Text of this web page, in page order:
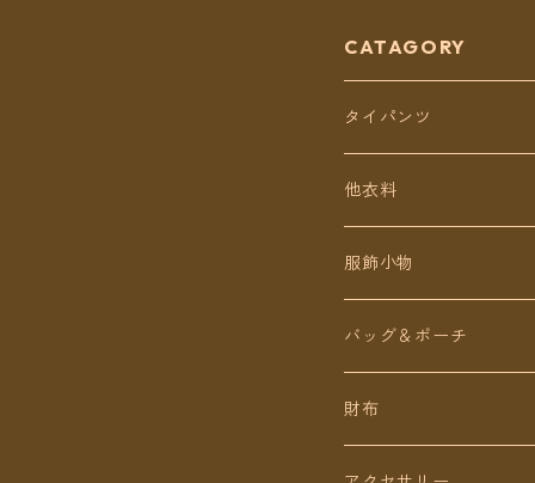
便送料無料】
CATAGORY
タイパンツ
定番無地タイパンツ
チェトオリジナル
ロング丈
ミディアム丈
他衣料
トップス
ワンピース
パンツ
服飾小物
バッグ＆ポーチ
財布